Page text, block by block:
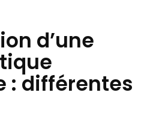
d’une
: différentes